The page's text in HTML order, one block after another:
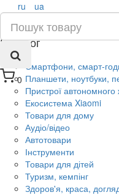
0
ru ua
Каталог
Смартфони, смарт-
Планшети, ноутбуки,
Пристрої
Екосистема Xiaomi
Товари для дому
Аудіо/відео
Автотовари
Інструменти
Товари для дітей
Туризм, кемпінг
Здоров'я, краса,